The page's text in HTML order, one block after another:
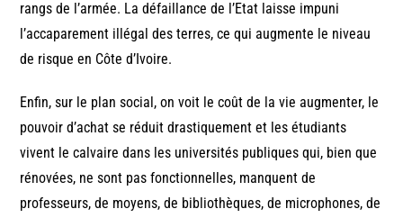
rangs de l’armée. La défaillance de l’Etat laisse impuni
l’accaparement illégal des terres, ce qui augmente le niveau
de risque en Côte d’Ivoire.
Enfin, sur le plan social, on voit le coût de la vie augmenter, le
pouvoir d’achat se réduit drastiquement et les étudiants
vivent le calvaire dans les universités publiques qui, bien que
rénovées, ne sont pas fonctionnelles, manquent de
professeurs, de moyens, de bibliothèques, de microphones, de